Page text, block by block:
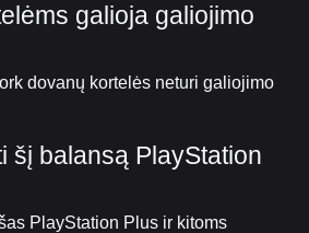
galioja galiojimo
dovanų kortelės neturi galiojimo
šį balansą PlayStation
PlayStation Plus ir kitoms